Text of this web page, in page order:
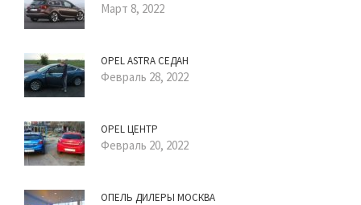
Март 8, 2022
OPEL ASTRA СЕДАН
Февраль 28, 2022
OPEL ЦЕНТР
Февраль 20, 2022
ОПЕЛЬ ДИЛЕРЫ МОСКВА